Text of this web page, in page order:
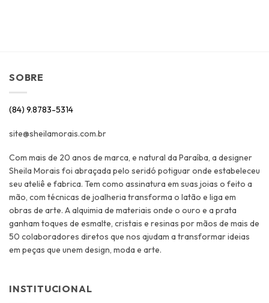
SOBRE
(84) 9.8783-5314
site@sheilamorais.com.br
Com mais de 20 anos de marca, e natural da Paraíba, a designer
Sheila Morais foi abraçada pelo seridó potiguar onde estabeleceu
seu ateliê e fabrica. Tem como assinatura em suas joias o feito a
mão, com técnicas de joalheria transforma o latão e liga em
obras de arte. A alquimia de materiais onde o ouro e a prata
ganham toques de esmalte, cristais e resinas por mãos de mais de
50 colaboradores diretos que nos ajudam a transformar ideias
em peças que unem design, moda e arte.
INSTITUCIONAL